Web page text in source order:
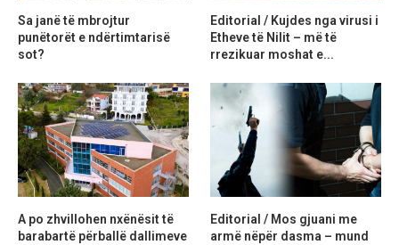
Sa janë të mbrojtur
punëtorët e ndërtimtarisë
sot?
Editorial / Kujdes nga virusi i
Etheve të Nilit – më të
rrezikuar moshat e...
A po zhvillohen nxënësit të
barabartë përballë dallimeve
Editorial / Mos gjuani me
armë nëpër dasma – mund